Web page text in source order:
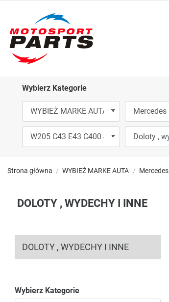
Wybierz Kategorie
Strona główna WYBIEŻ MARKE AUTA Mercedes
DOLOTY , WYDECHY I INNE
DOLOTY , WYDECHY I INNE
Wybierz Kategorie